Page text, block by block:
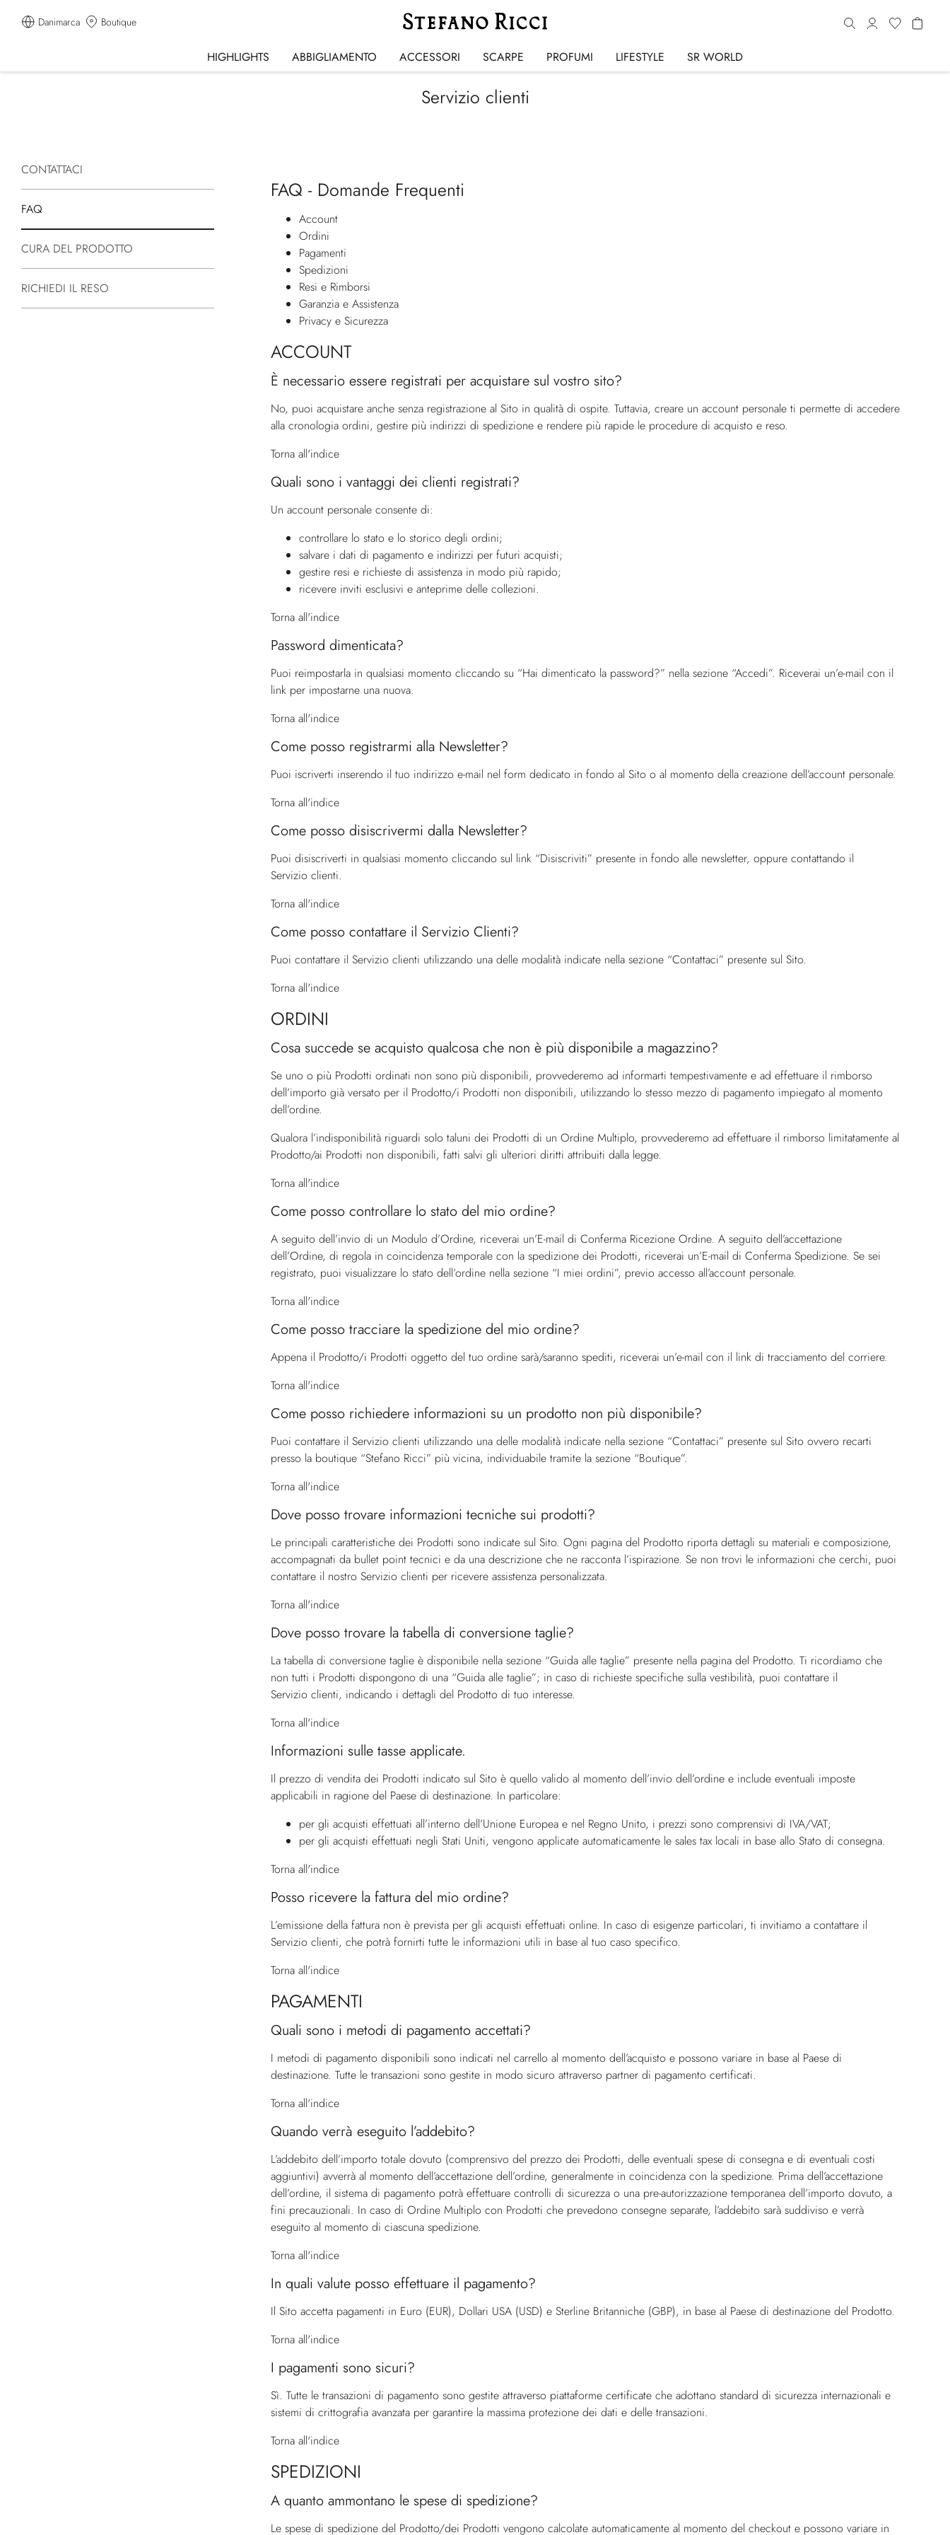
Danimarca Boutique
HIGHLIGHTS ABBIGLIAMENTO ACCESSORI SCARPE PROFUMI LIFESTYLE SR WORLD
Servizio clienti
CONTATTACI
FAQ
CURA DEL PRODOTTO
RICHIEDI IL RESO
FAQ - Domande Frequenti
Account
Ordini
Pagamenti
Spedizioni
Resi e Rimborsi
Garanzia e Assistenza
Privacy e Sicurezza
ACCOUNT
È necessario essere registrati per acquistare sul vostro sito?
No, puoi acquistare anche senza registrazione al Sito in qualità di ospite. Tuttavia, creare un account personale ti permette di accedere
alla cronologia ordini, gestire più indirizzi di spedizione e rendere più rapide le procedure di acquisto e reso.
Torna all'indice
Quali sono i vantaggi dei clienti registrati?
Un account personale consente di:
controllare lo stato e lo storico degli ordini;
salvare i dati di pagamento e indirizzi per futuri acquisti;
gestire resi e richieste di assistenza in modo più rapido;
ricevere inviti esclusivi e anteprime delle collezioni.
Torna all'indice
Password dimenticata?
Puoi reimpostarla in qualsiasi momento cliccando su “Hai dimenticato la password?” nella sezione “Accedi”. Riceverai un’e-mail con il
link per impostarne una nuova.
Torna all'indice
Come posso registrarmi alla Newsletter?
Puoi iscriverti inserendo il tuo indirizzo e-mail nel form dedicato in fondo al Sito o al momento della creazione dell’account personale.
Torna all'indice
Come posso disiscrivermi dalla Newsletter?
Puoi disiscriverti in qualsiasi momento cliccando sul link “Disiscriviti” presente in fondo alle newsletter, oppure contattando il
Servizio clienti.
Torna all'indice
Come posso contattare il Servizio Clienti?
Puoi contattare ilServizio clienti utilizzando una delle modalità indicate nella sezione “Contattaci” presente sul Sito.
Torna all'indice
ORDINI
Cosa succede se acquisto qualcosa che non è più disponibile a magazzino?
Se uno o più Prodotti ordinati non sono più disponibili, provvederemo ad informarti tempestivamente e ad effettuare il rimborso
dell’importo già versato per il Prodotto/i Prodotti non disponibili, utilizzando lo stesso mezzo di pagamento impiegato al momento
dell’ordine.
Qualora l’indisponibilità riguardi solo taluni dei Prodotti di un Ordine Multiplo, provvederemo ad effettuare il rimborso limitatamente al
Prodotto/ai Prodotti non disponibili, fatti salvi gli ulteriori diritti attribuiti dalla legge.
Torna all'indice
Come posso controllare lo stato del mio ordine?
A seguito dell’invio di un Modulo d’Ordine, riceverai un’E-mail di Conferma Ricezione Ordine. A seguito dell’accettazione
dell’Ordine, di regola in coincidenza temporale con la spedizione dei Prodotti, riceverai un’E-mail di Conferma Spedizione. Se sei
registrato, puoi visualizzare lo stato dell’ordine nella sezione “I miei ordini”, previo accesso all’account personale.
Torna all'indice
Come posso tracciare la spedizione del mio ordine?
Appena il Prodotto/i Prodotti oggetto del tuo ordine sarà/saranno spediti, riceverai un’e-mail con il link di tracciamento del corriere.
Torna all'indice
Come posso richiedere informazioni su un prodotto non più disponibile?
Puoi contattare ilServizio clienti utilizzando una delle modalità indicate nella sezione “Contattaci” presente sul Sito ovvero recarti
presso la boutique “Stefano Ricci” più vicina, individuabile tramite la sezione “Boutique”.
Torna all'indice
Dove posso trovare informazioni tecniche sui prodotti?
Le principali caratteristiche dei Prodotti sono indicate sul Sito. Ogni pagina del Prodotto riporta dettagli su materiali e composizione,
accompagnati da bullet point tecnici e da una descrizione che ne racconta l’ispirazione. Se non trovi le informazioni che cerchi, puoi
contattare il nostroServizio clienti per ricevere assistenza personalizzata.
Torna all'indice
Dove posso trovare la tabella di conversione taglie?
La tabella di conversione taglie è disponibile nella sezione “Guida alle taglie” presente nella pagina del Prodotto. Ti ricordiamo che
non tutti i Prodotti dispongono di una “Guida alle taglie”; in caso di richieste specifiche sulla vestibilità, puoi contattare il
Servizio clienti, indicando i dettagli del Prodotto di tuo interesse.
Torna all'indice
Informazioni sulle tasse applicate.
Il prezzo di vendita dei Prodotti indicato sul Sito è quello valido al momento dell’invio dell’ordine e include eventuali imposte
applicabili in ragione del Paese di destinazione. In particolare:
per gli acquisti effettuati all’interno dell’Unione Europea e nel Regno Unito, i prezzi sono comprensivi di IVA/VAT;
per gli acquisti effettuati negli Stati Uniti, vengono applicate automaticamente le sales tax locali in base allo Stato di consegna.
Torna all'indice
Posso ricevere la fattura del mio ordine?
L’emissione della fattura non è prevista per gli acquisti effettuati online. In caso di esigenze particolari, ti invitiamo a contattare il
Servizio clienti, che potrà fornirti tutte le informazioni utili in base al tuo caso specifico.
Torna all'indice
PAGAMENTI
Quali sono i metodi di pagamento accettati?
I metodi di pagamento disponibili sono indicati nel carrello al momento dell’acquisto e possono variare in base al Paese di
destinazione. Tutte le transazioni sono gestite in modo sicuro attraverso partner di pagamento certificati.
Torna all'indice
Quando verrà eseguito l’addebito?
L’addebito dell’importo totale dovuto (comprensivo del prezzo dei Prodotti, delle eventuali spese di consegna e di eventuali costi
aggiuntivi) avverrà al momento dell’accettazione dell’ordine, generalmente in coincidenza con la spedizione. Prima dell’accettazione
dell’ordine, il sistema di pagamento potrà effettuare controlli di sicurezza o una pre-autorizzazione temporanea dell’importo dovuto, a
fini precauzionali. In caso di Ordine Multiplo con Prodotti che prevedono consegne separate, l’addebito sarà suddiviso e verrà
eseguito al momento di ciascuna spedizione.
Torna all'indice
In quali valute posso effettuare il pagamento?
Il Sito accetta pagamenti in Euro (EUR), Dollari USA (USD) e Sterline Britanniche (GBP), in base al Paese di destinazione del Prodotto.
Torna all'indice
I pagamenti sono sicuri?
Sì. Tutte le transazioni di pagamento sono gestite attraverso piattaforme certificate che adottano standard di sicurezza internazionali e
sistemi di crittografia avanzata per garantire la massima protezione dei dati e delle transazioni.
Torna all'indice
SPEDIZIONI
A quanto ammontano le spese di spedizione?
Le spese di spedizione del Prodotto/dei Prodotti vengono calcolate automaticamente al momento del checkout e possono variare in